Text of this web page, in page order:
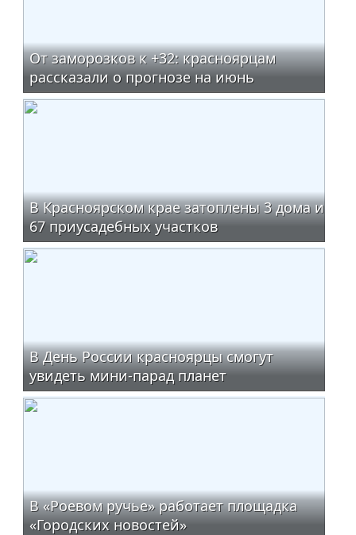
От заморозков к +32: красноярцам
рассказали о прогнозе на июнь
В Красноярском крае затоплены 3 дома и
67 приусадебных участков
В День России красноярцы смогут
увидеть мини-парад планет
В «Роевом ручье» работает площадка
«Городских новостей»